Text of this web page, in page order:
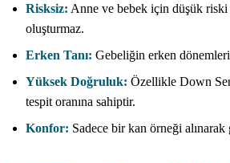
Risksiz: Anne ve bebek için düşük
oluşturmaz.
Erken Tanı: Gebeliğin erken
Yüksek Doğruluk: Özellikle Down
tespit oranına sahiptir.
Konfor: Sadece bir kan örneği